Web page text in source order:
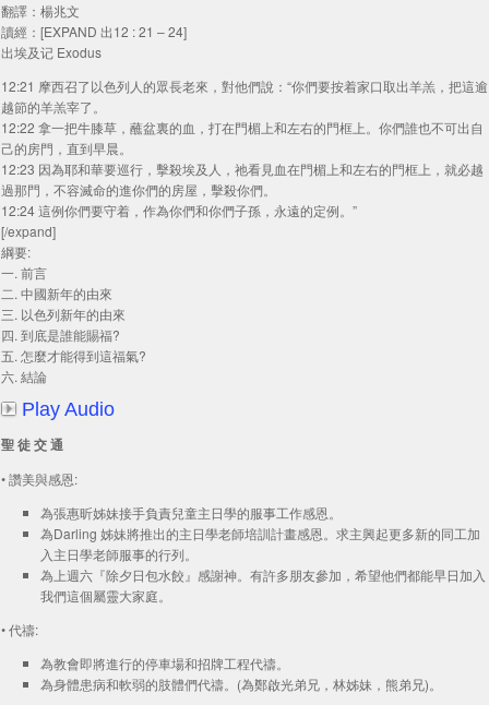
翻譯：楊兆文
讀經：[EXPAND 出12 : 21 – 24]
出埃及记 Exodus
12:21 摩西召了以色列人的眾長老來，對他們說：“你們要按着家口取出羊羔，把這逾
越節的羊羔宰了。
12:22 拿一把牛膝草，蘸盆裏的血，打在門楣上和左右的門框上。你們誰也不可出自
己的房門，直到早晨。
12:23 因為耶和華要巡行，擊殺埃及人，祂看見血在門楣上和左右的門框上，就必越
過那門，不容滅命的進你們的房屋，擊殺你們。
12:24 這例你們要守着，作為你們和你們子孫，永遠的定例。”
[/expand]
綱要:
一. 前言
二. 中國新年的由來
三. 以色列新年的由來
四. 到底是誰能賜福?
五. 怎麼才能得到這福氣?
六. 結論
Play Audio
聖 徒 交 通
• 讚美與感恩:
為張惠昕姊妹接手負責兒童主日學的服事工作感恩。
為Darling 姊妹將推出的主日學老師培訓計畫感恩。求主興起更多新的同工加
入主日學老師服事的行列。
為上週六『除夕日包水餃』感謝神。有許多朋友參加，希望他們都能早日加入
我們這個屬靈大家庭。
• 代禱:
為教會即將進行的停車場和招牌工程代禱。
為身體患病和軟弱的肢體們代禱。(為鄭啟光弟兄，林姊妹，熊弟兄)。